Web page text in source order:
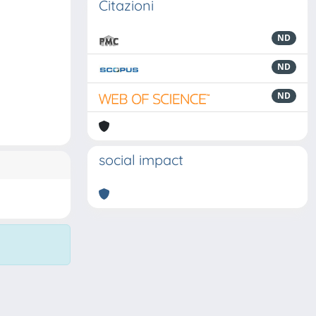
Citazioni
ND
ND
ND
social impact